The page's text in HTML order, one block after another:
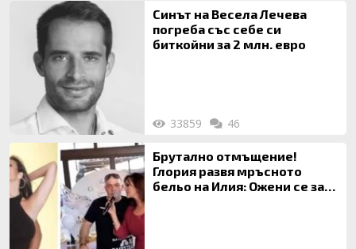
Синът на Весела Лечева
погреба със себе си
биткойни за 2 млн. евро
33859 46
Брутално отмъщение!
Глория развя мръсното
бельо на Илия: Ожени се за